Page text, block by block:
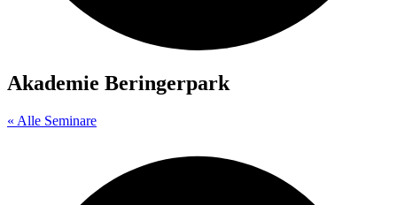
Akademie Beringerpark
« Alle Seminare